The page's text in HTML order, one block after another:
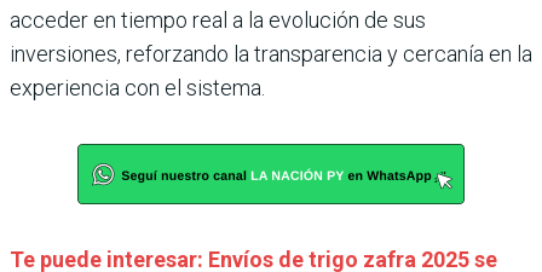
acce­der en tiempo real a la evo­lución de sus
inversiones, reforzando la transparencia y cercanía en la
experiencia con el sistema.
Te puede interesar: Envíos de trigo zafra 2025 se